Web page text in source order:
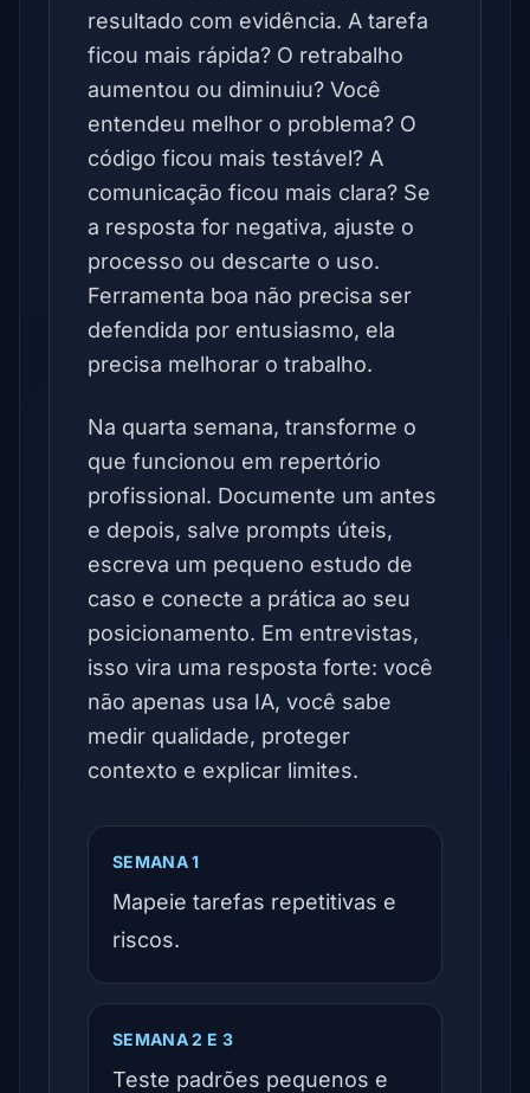
resultado com evidência. A tarefa
ficou mais rápida? O retrabalho
aumentou ou diminuiu? Você
entendeu melhor o problema? O
código ficou mais testável? A
comunicação ficou mais clara? Se
a resposta for negativa, ajuste o
processo ou descarte o uso.
Ferramenta boa não precisa ser
defendida por entusiasmo, ela
precisa melhorar o trabalho.
Na quarta semana, transforme o
que funcionou em repertório
profissional. Documente um antes
e depois, salve prompts úteis,
escreva um pequeno estudo de
caso e conecte a prática ao seu
posicionamento. Em entrevistas,
isso vira uma resposta forte: você
não apenas usa IA, você sabe
medir qualidade, proteger
contexto e explicar limites.
SEMANA 1
Mapeie tarefas repetitivas e
riscos.
SEMANA 2 E 3
Teste padrões pequenos e